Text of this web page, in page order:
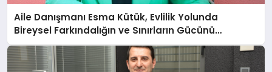
Aile Danışmanı Esma Kütük, Evlilik Yolunda
Bireysel Farkındalığın ve Sınırların Gücünü
Anlatıyor